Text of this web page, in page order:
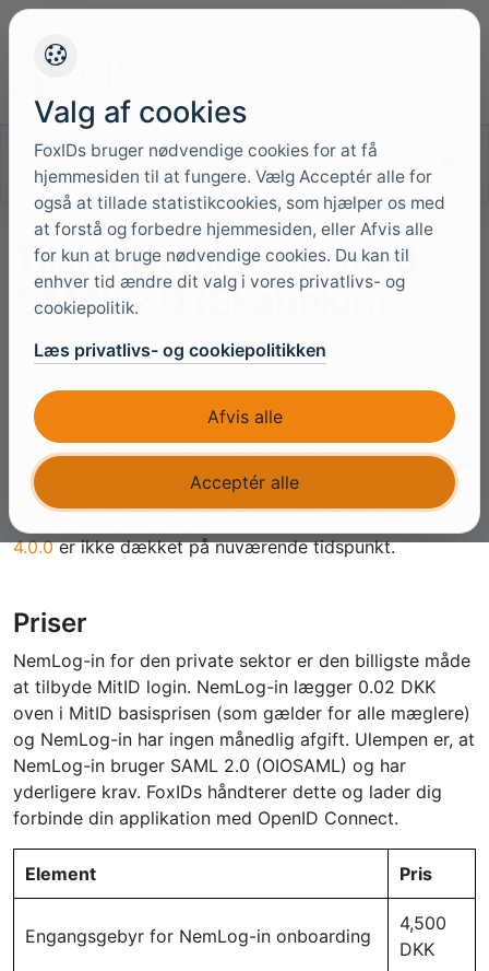
Søg i dokumentationen
Tilslut NemLog-in med
SAML 2.0 (Skabelon)
2.0 autentificeringsmetode med OIOSAML 3.0.3
standardindstillinger. Skabelonen guider dig gennem
opsætningen for offentlig eller privat sektor og
genererer den metadata, du uploader til NemLog-in.
Denne guide dækker kun
4.0.0er ikke dækket på nuværende tidspunkt.
Priser
NemLog-in for den private sektor er den billigste måde
at tilbyde MitID login. NemLog-in lægger 0.02 DKK
oven i MitID basisprisen (som gælder for alle mæglere)
og NemLog-in har ingen månedlig afgift. Ulempen er, at
NemLog-in bruger SAML 2.0 (OIOSAML) og har
yderligere krav. FoxIDs håndterer dette og lader dig
forbinde din applikation med OpenID Connect.
Element Pris
Engangsgebyr for NemLog-in onboarding
4,500
DKK
Valg af cookies
FoxIDs bruger nødvendige cookies for at få
hjemmesiden til at fungere. Vælg Acceptér alle for
også at tillade statistikcookies, som hjælper os med
at forstå og forbedre hjemmesiden, eller Afvis alle
for kun at bruge nødvendige cookies. Du kan til
enhver tid ændre dit valg i vores privatlivs- og
cookiepolitik.
Læs privatlivs- og cookiepolitikken
Afvis alle
Acceptér alle